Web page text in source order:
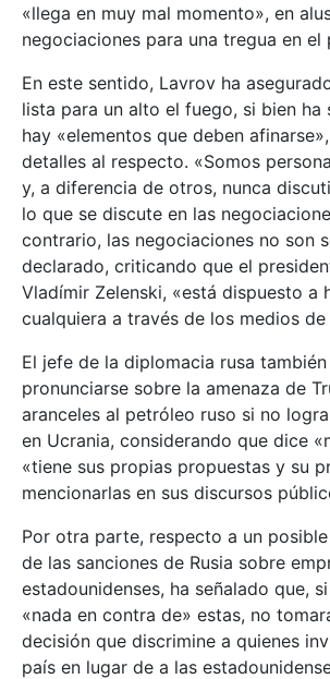
«llega en muy mal momento», en
negociaciones para una tregua en el
En este sentido, Lavrov ha
lista para un alto el fuego, si bien ha
hay «elementos que deben
detalles al respecto. «Somos
y, a diferencia de otros, nunca
lo que se discute en las
contrario, las negociaciones no son
declarado, criticando que el
Vladímir Zelenski, «está dispuesto a
cualquiera a través de los medios
El jefe de la diplomacia rusa
pronunciarse sobre la amenaza de
aranceles al petróleo ruso si no
en Ucrania, considerando que dice
«tiene sus propias propuestas y su
mencionarlas en sus discursos
Por otra parte, respecto a un
de las sanciones de Rusia sobre
estadounidenses, ha señalado que,
«nada en contra de» estas, no
decisión que discrimine a quienes
país en lugar de a las